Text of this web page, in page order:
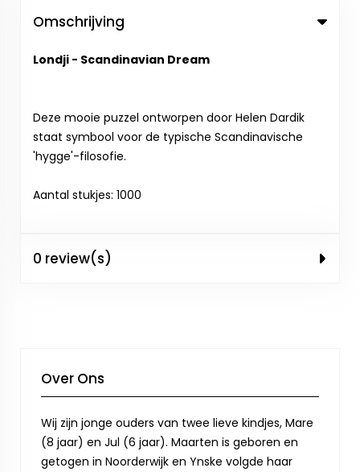
Omschrijving
Londji - Scandinavian Dream
Deze mooie puzzel ontworpen door Helen Dardik
staat symbool voor de typische Scandinavische
'hygge'-filosofie.
Aantal stukjes: 1000
0 review(s)
Over Ons
Wij zijn jonge ouders van twee lieve kindjes, Mare
(8 jaar) en Jul (6 jaar). Maarten is geboren en
getogen in Noorderwijk en Ynske volgde haar